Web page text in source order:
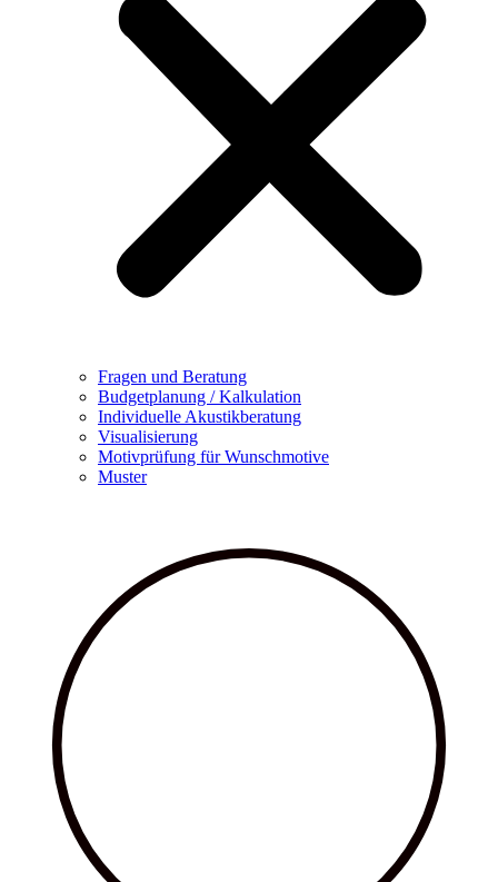
Fragen und Beratung
Budgetplanung / Kalkulation
Individuelle Akustikberatung
Visualisierung
Motivprüfung für Wunschmotive
Muster